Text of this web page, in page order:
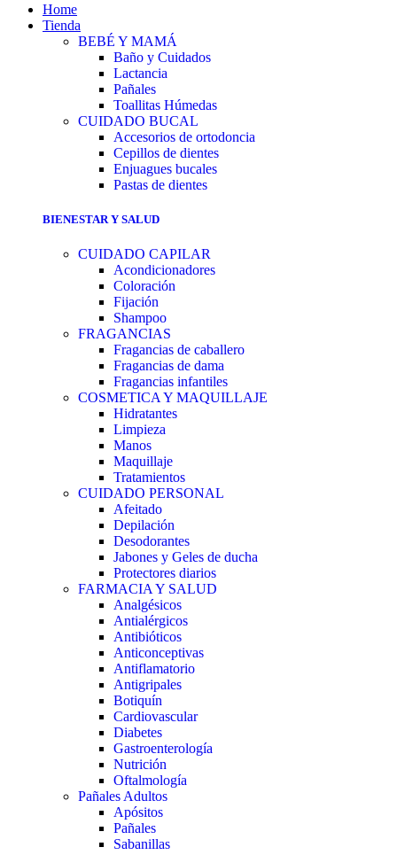
Home
Tienda
BEBÉ Y MAMÁ
Baño y Cuidados
Lactancia
Pañales
Toallitas Húmedas
CUIDADO BUCAL
Accesorios de ortodoncia
Cepillos de dientes
Enjuagues bucales
Pastas de dientes
BIENESTAR Y SALUD
CUIDADO CAPILAR
Acondicionadores
Coloración
Fijación
Shampoo
FRAGANCIAS
Fragancias de caballero
Fragancias de dama
Fragancias infantiles
COSMETICA Y MAQUILLAJE
Hidratantes
Limpieza
Manos
Maquillaje
Tratamientos
CUIDADO PERSONAL
Afeitado
Depilación
Desodorantes
Jabones y Geles de ducha
Protectores diarios
FARMACIA Y SALUD
Analgésicos
Antialérgicos
Antibióticos
Anticonceptivas
Antiflamatorio
Antigripales
Botiquín
Cardiovascular
Diabetes
Gastroenterología
Nutrición
Oftalmología
Pañales Adultos
Apósitos
Pañales
Sabanillas